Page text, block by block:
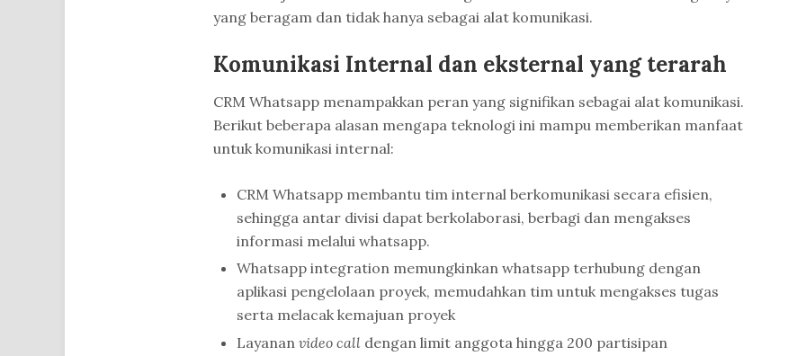
yang beragam dan tidak hanya sebagai alat komunikasi.
Komunikasi Internal dan eksternal yang terarah
CRM Whatsapp menampakkan peran yang signifikan sebagai alat komunikasi.
Berikut beberapa alasan mengapa teknologi ini mampu memberikan manfaat
untuk komunikasi internal:
CRM Whatsapp membantu tim internal berkomunikasi secara efisien,
sehingga antar divisi dapat berkolaborasi, berbagi dan mengakses
informasi melalui whatsapp.
Whatsapp integration memungkinkan whatsapp terhubung dengan
aplikasi pengelolaan proyek, memudahkan tim untuk mengakses tugas
serta melacak kemajuan proyek
Layanan video call dengan limit anggota hingga 200 partisipan